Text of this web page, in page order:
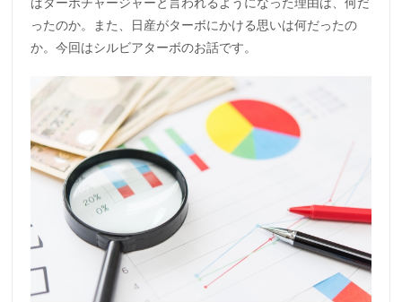
ったのか。また、日産がターボにかける思いは何だったの
か。今回はシルビアターボのお話です。